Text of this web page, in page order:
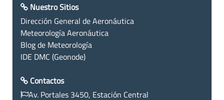
Nuestro Sitios
Dirección General de Aeronáutica
Meteorología Aeronáutica
Blog de Meteorología
IDE DMC (Geonode)
Contactos
Av. Portales 3450, Estación Central